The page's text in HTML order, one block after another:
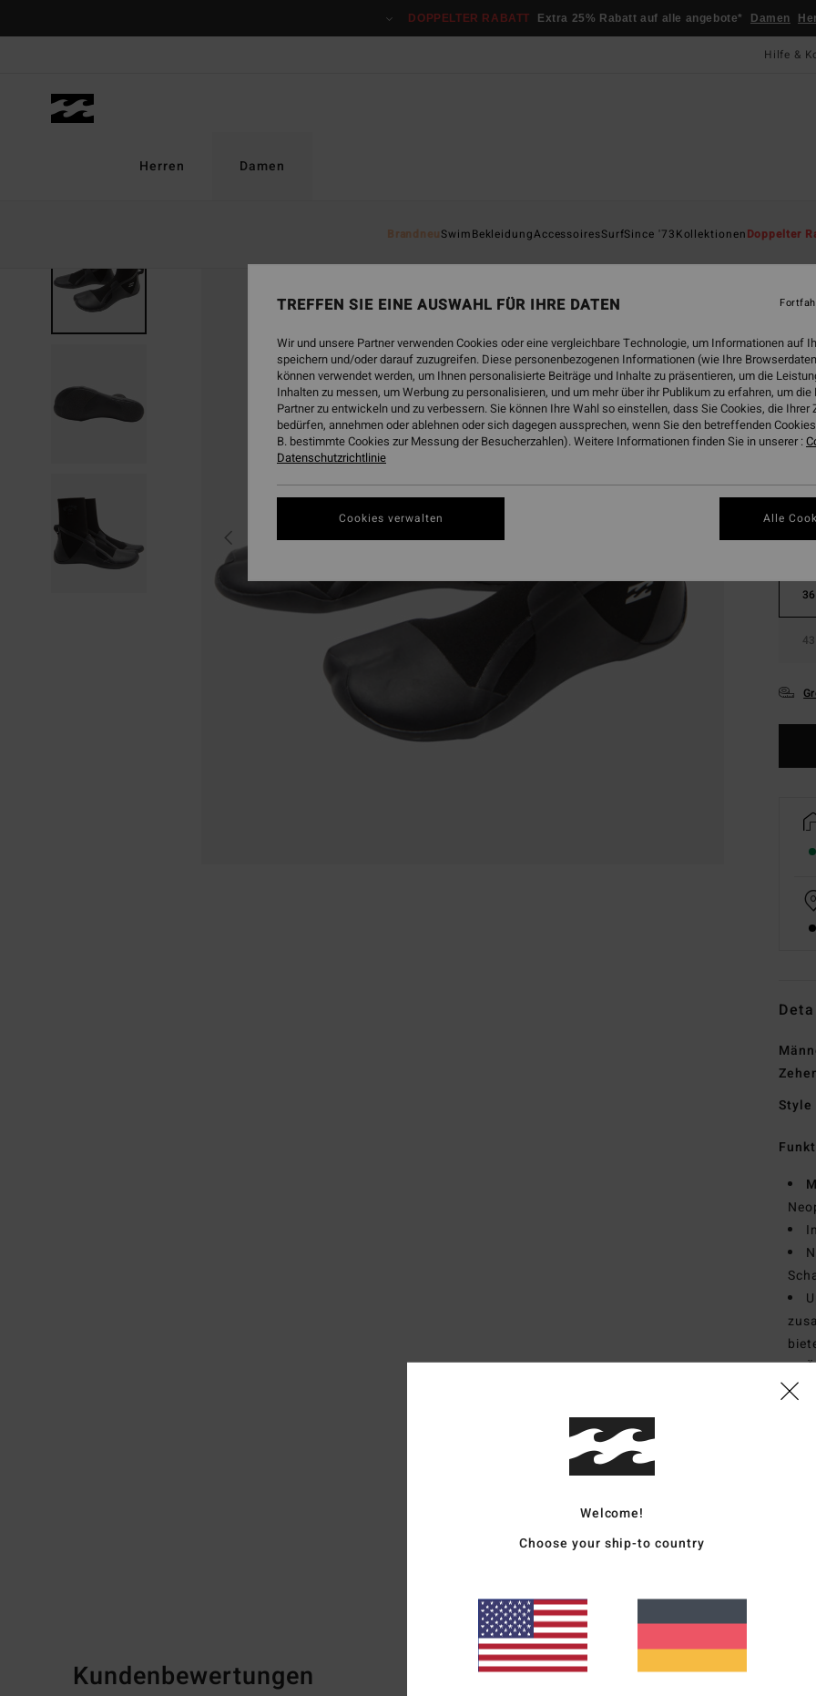
DOPPELTER RABATT Extra 25% Rabatt auf alle angebote* Damen
Hilfe &
Herren Damen
BrandneuSwimBekleidungAccessoiresSurfSince '73KollektionenDoppelter
5.0
ECO-
Farbe
36
43
Style
Kundenbewertungen
Welcome!
Choose your ship-to country
TREFFEN SIE EINE AUSWAHL FÜR IHRE DATEN
Wir und unsere Partner verwenden Cookies oder eine vergleichbare Technologie, um Informationen auf
speichern und/oder darauf zuzugreifen. Diese personenbezogenen Informationen (wie Ihre
können verwendet werden, um Ihnen personalisierte Beiträge und Inhalte zu präsentieren, um die
Inhalten zu messen, um Werbung zu personalisieren, und um mehr über ihr Publikum zu erfahren, um
Partner zu entwickeln und zu verbessern. Sie können Ihre Wahl so einstellen, dass Sie Cookies, die Ihrer
bedürfen, annehmen oder ablehnen oder sich dagegen aussprechen, wenn Sie den betreffenden
B. bestimmte Cookies zur Messung der Besucherzahlen). Weitere Informationen finden Sie in unserer :
Datenschutzrichtlinie
Cookies verwalten Alle